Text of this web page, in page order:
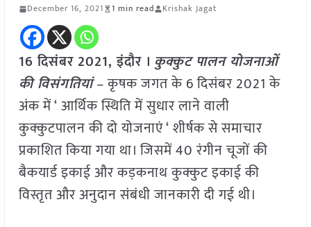
December 16, 2021 1 min read Krishak Jagat
16 दिसंबर 2021, इंदौर । कुक्कुट पालन योजनाओं
की विसंगतियां– कृषक जगत के 6 दिसंबर 2021 के
अंक में ‘ आर्थिक स्थिति में सुधार लाने वाली
कुक्कुटपालन की दो योजनाएं ‘ शीर्षक से समाचार
प्रकाशित किया गया था। जिसमें 40 रंगीन चूजों की
बैकयार्ड इकाई और कड़कनाथ कुक्कुट इकाई की
विस्तृत और अनुदान संबंधी जानकारी दी गई थी।